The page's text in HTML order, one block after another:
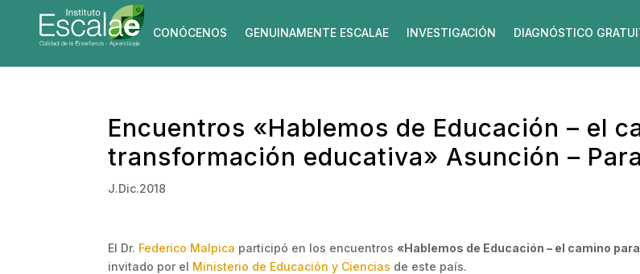
CONÓCENOS GENUINAMENTE ESCALAE INVESTIGACIÓN DIAGNÓSTICO
Encuentros «Hablemos de Educación – el
transformación educativa» Asunción –
J.Dic.2018
El Dr. Federico Malpica participó en los encuentros«Hablemos de Educación – el camino
invitado por el Ministerio de Educación y Ciencias de este país.